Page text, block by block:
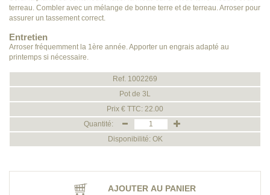
terreau. Combler avec un mélange de bonne terre et de terreau. Arroser pour
assurer un tassement correct.
Entretien
Arroser fréquemment la 1ère année. Apporter un engrais adapté au
printemps si nécessaire.
Ref. 1002269
Pot de 3L
Prix € TTC: 22.00
Quantité:
Disponibilité: OK
AJOUTER AU PANIER